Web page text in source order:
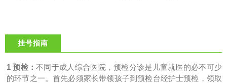
挂号指南
1 预检：不同于成人综合医院，预检分诊是儿童就医的必不可少
的环节之一。首先必须家长带领孩子到预检台经护士预检，领取